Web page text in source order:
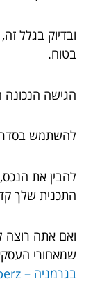
ובדיוק בגלל
בטוח.
הגישה
להשתמש בסדר
להבין את
התכנית שלך
ואם אתה רוצה
שמאחורי
בגרמניה – MyNumberz